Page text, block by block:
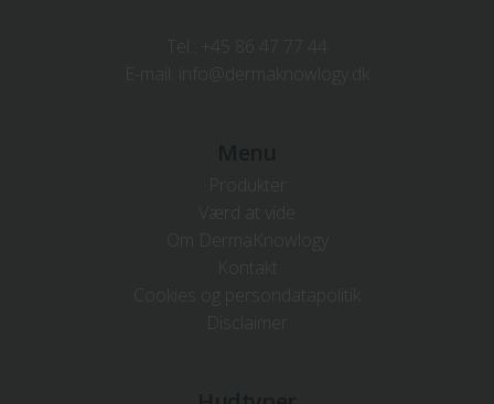
info@dermaknowlogy.dk
Om DermaKnowlogy
Cookies og persondatapolitik